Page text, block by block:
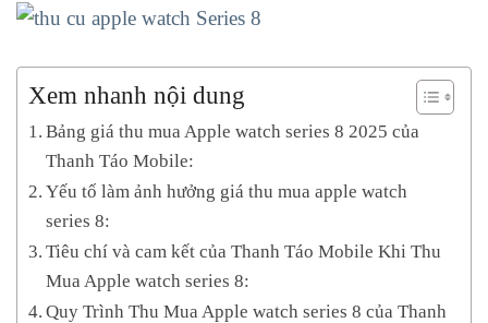
Xem nhanh nội dung
Bảng giá thu mua Apple watch series 8 2025 của
Thanh Táo Mobile:
Yếu tố làm ảnh hưởng giá thu mua apple watch
series 8:
Tiêu chí và cam kết của Thanh Táo Mobile Khi Thu
Mua Apple watch series 8:
Quy Trình Thu Mua Apple watch series 8 của Thanh